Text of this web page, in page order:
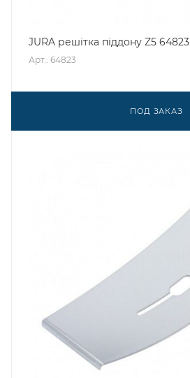
JURA решітка піддону Z5 64823
Арт.: 64823
ПОД ЗАКАЗ